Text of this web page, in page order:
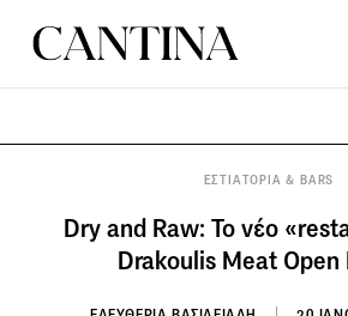
ΕΣΤΙΑΤΟΡΙΑ & BARS
Dry and Raw: To νέο
Drakoulis Meat Open